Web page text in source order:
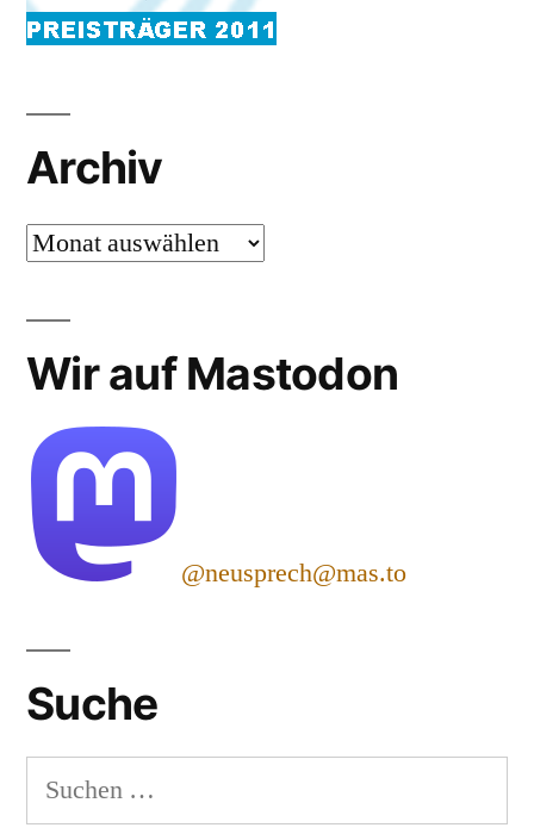
Archiv
Archiv
Wir auf Mastodon
@neusprech@mas.to
Suche
Suchen
nach: